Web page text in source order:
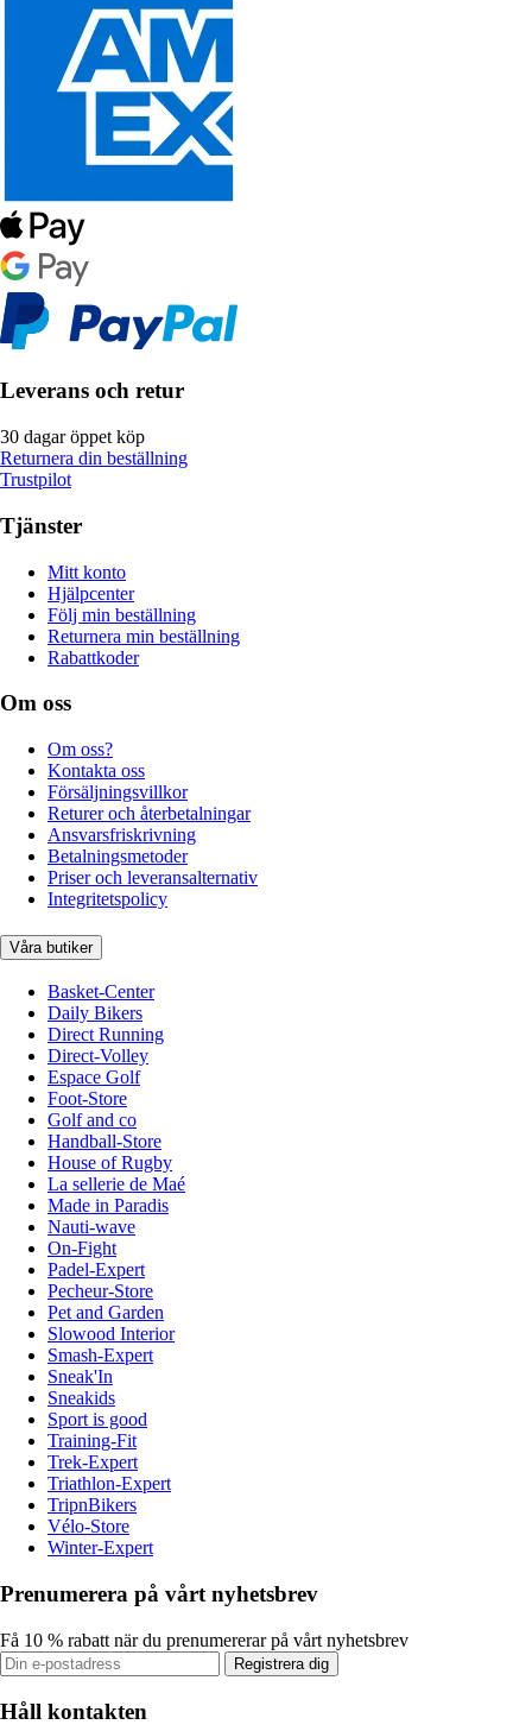
Leverans och retur
30 dagar öppet köp
Returnera din beställning
Trustpilot
Tjänster
Mitt konto
Hjälpcenter
Följ min beställning
Returnera min beställning
Rabattkoder
Om oss
Om oss?
Kontakta oss
Försäljningsvillkor
Returer och återbetalningar
Ansvarsfriskrivning
Betalningsmetoder
Priser och leveransalternativ
Integritetspolicy
Våra butiker
Basket-Center
Daily Bikers
Direct Running
Direct-Volley
Espace Golf
Foot-Store
Golf and co
Handball-Store
House of Rugby
La sellerie de Maé
Made in Paradis
Nauti-wave
On-Fight
Padel-Expert
Pecheur-Store
Pet and Garden
Slowood Interior
Smash-Expert
Sneak'In
Sneakids
Sport is good
Training-Fit
Trek-Expert
Triathlon-Expert
TripnBikers
Vélo-Store
Winter-Expert
Prenumerera på vårt nyhetsbrev
Få 10 % rabatt när du prenumererar på vårt nyhetsbrev
Registrera dig
Håll kontakten